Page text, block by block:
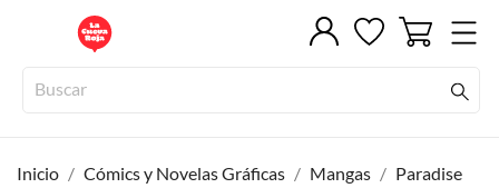
Inicio Cómics y Novelas Gráficas Mangas
Paradise